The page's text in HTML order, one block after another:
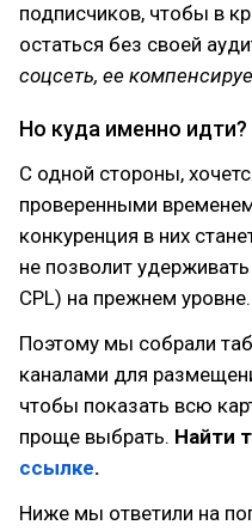
подписчиков, чтобы в
остаться без своей
соцсеть, ее
Но куда именно идти?
С одной стороны,
проверенными
конкуренция в них
не позволит
CPL) на прежнем уровне.
Поэтому мы собрали
каналами для
чтобы показать всю
проще выбрать. Найти
ссылке.
Ниже мы ответили на